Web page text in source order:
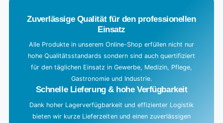
Zuverlässige Qualität für den professionellen
Einsatz
Alle Produkte in unserem Online-Shop erfüllen nicht nur
hohe Qualitätsstandards sondern sind auch quertifiziert
für den täglichen Einsatz in Gewerbe, Medizin, Pflege,
Gastronomie und Industrie.
Schnelle Lieferung & hohe Verfügbarkeit
Dank hoher Lagerverfügbarkeit und effizienter Logistik
bieten wir kurze Lieferzeiten und einen zuverlässigen